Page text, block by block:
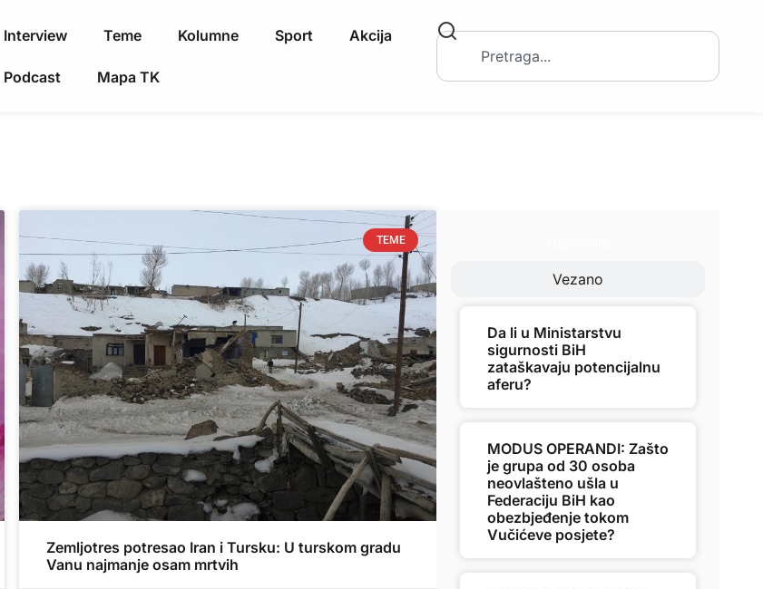
Interview Teme Kolumne Sport Akcija
Podcast Mapa TK
TEME
Zemljotres potresao Iran i Tursku: U turskom gradu
Vanu najmanje osam mrtvih
Vezano
Da li u Ministarstvu
sigurnosti BiH
zataškavaju potencijalnu
aferu?
MODUS OPERANDI: Zašto
je grupa od 30 osoba
neovlašteno ušla u
Federaciju BiH kao
obezbjeđenje tokom
Vučićeve posjete?